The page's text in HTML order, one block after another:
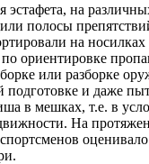
эстафета, на
полосы
на носилках
ориентировке
или разборке
подготовке и даже
в мешках, т.е. в
На